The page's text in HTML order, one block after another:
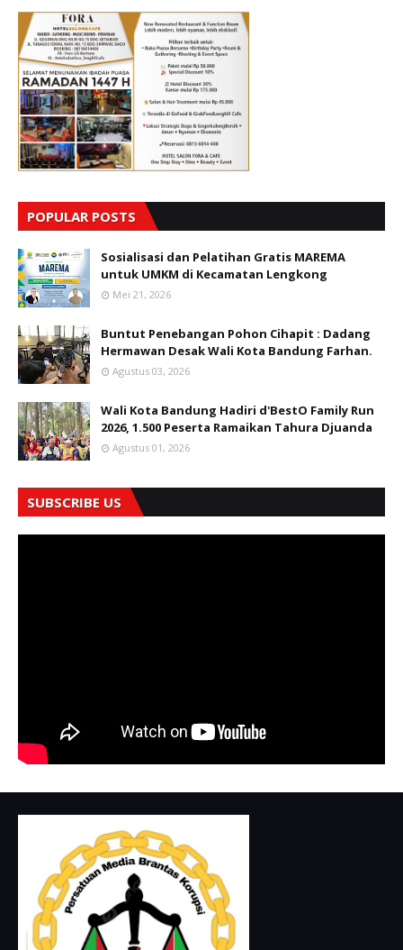
POPULAR POSTS
Sosialisasi dan Pelatihan Gratis MAREMA
untuk UMKM di Kecamatan Lengkong
Mei 21, 2026
Buntut Penebangan Pohon Cihapit : Dadang
Hermawan Desak Wali Kota Bandung Farhan.
Agustus 03, 2026
Wali Kota Bandung Hadiri d'BestO Family Run
2026, 1.500 Peserta Ramaikan Tahura Djuanda
Agustus 01, 2026
SUBSCRIBE US